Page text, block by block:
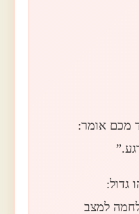
מכם אומר:
גדול:
למצב